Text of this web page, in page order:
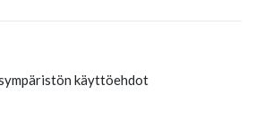
käyttöehdot